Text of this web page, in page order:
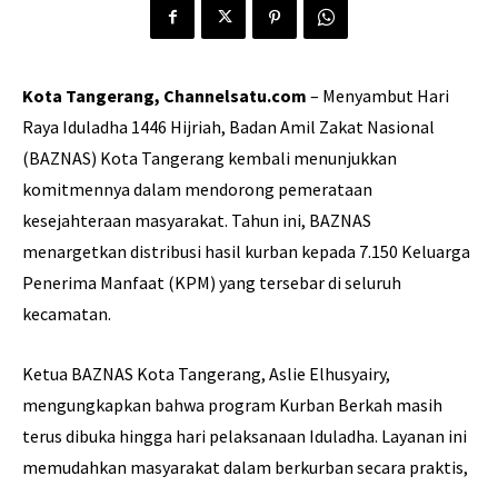
Kota Tangerang, Channelsatu.com – Menyambut Hari
Raya Iduladha 1446 Hijriah, Badan Amil Zakat Nasional
(BAZNAS) Kota Tangerang kembali menunjukkan
komitmennya dalam mendorong pemerataan
kesejahteraan masyarakat. Tahun ini, BAZNAS
menargetkan distribusi hasil kurban kepada 7.150 Keluarga
Penerima Manfaat (KPM) yang tersebar di seluruh
kecamatan.
Ketua BAZNAS Kota Tangerang, Aslie Elhusyairy,
mengungkapkan bahwa program Kurban Berkah masih
terus dibuka hingga hari pelaksanaan Iduladha. Layanan ini
memudahkan masyarakat dalam berkurban secara praktis,